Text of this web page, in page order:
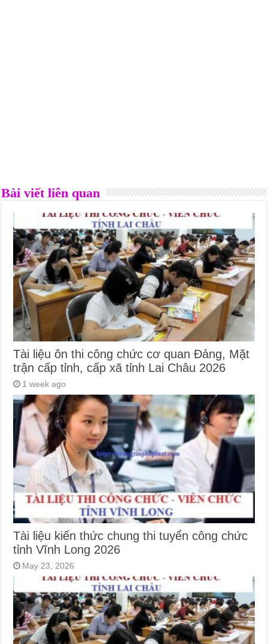
Bài viết liên quan
Tài liệu ôn thi công chức cơ quan Đảng, Mặt
trận cấp tỉnh, cấp xã tỉnh Lai Châu 2026
1 week ago
Tài liệu kiến thức chung thi tuyển công chức
tỉnh Vĩnh Long 2026
May 23, 2026